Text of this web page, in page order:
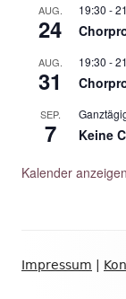
AUG.
24
19:30 -
AUG.
31
19:30 -
SEP.
7 Keine
Kalender anzeigen
Inhalt
Impressum